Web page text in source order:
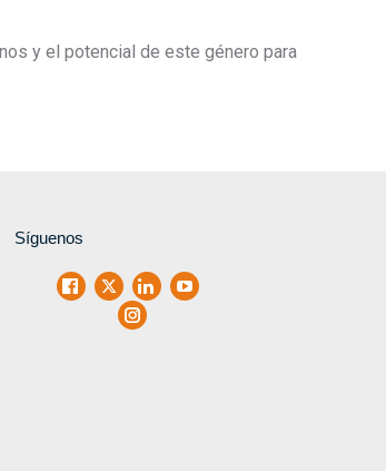
y el potencial de este género para
Síguenos
Facebook
X LinkedInYoutube
Instagram